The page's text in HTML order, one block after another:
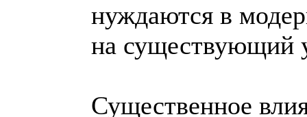
нуждаются в
на существующий
Существенное